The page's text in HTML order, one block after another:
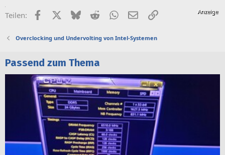
Teilen: FacebookX (Twitter)
BlueskyRedditWhatsApp
E-MailLink
Overclocking und Undervolting von Intel-Systemen
Passend zum Thema